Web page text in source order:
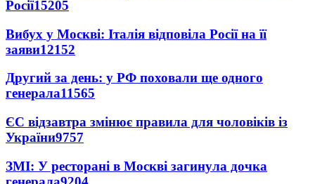
Росії15205
Вибух у Москві: Італія відповіла Росії на її
заяви12152
Другий за день: у РФ поховали ще одного
генерала11565
ЄС відзавтра змінює правила для чоловіків із
України9757
ЗМІ: У ресторані в Москві загинула дочка